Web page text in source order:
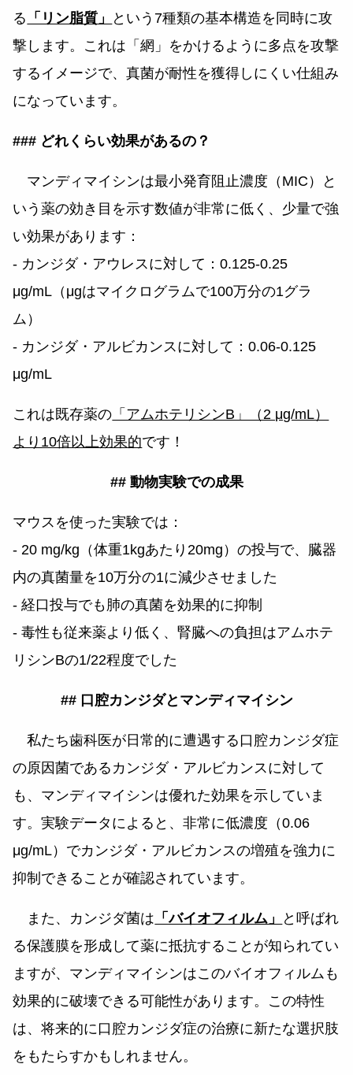
る 「リン脂質」
という7種類の基本構造を同時に攻
撃します。これは「網」をかけるように多点を攻撃
するイメージで、真菌が耐性を獲得しにくい仕組み
になっています。
### どれくらい効果があるの？
マンディマイシンは最小発育阻止濃度（MIC）と
いう薬の効き目を示す数値が非常に低く、少量で強
い効果があります：
- カンジダ・アウレスに対して：0.125-0.25
μg/mL（μgはマイクログラムで100万分の1グラ
ム）
- カンジダ・アルビカンスに対して：0.06-0.125
μg/mL
これは既存薬の 「アムホテリシンB」（2 μg/mL）
より10倍以上効果的です！
## 動物実験での成果
マウスを使った実験では：
- 20 mg/kg（体重1kgあたり20mg）の投与で、臓器
内の真菌量を10万分の1に減少させました
- 経口投与でも肺の真菌を効果的に抑制
- 毒性も従来薬より低く、腎臓への負担はアムホテ
リシンBの1/22程度でした
## 口腔カンジダとマンディマイシン
私たち歯科医が日常的に遭遇する口腔カンジダ症
の原因菌であるカンジダ・アルビカンスに対して
も、マンディマイシンは優れた効果を示していま
す。実験データによると、非常に低濃度（0.06
μg/mL）でカンジダ・アルビカンスの増殖を強力に
抑制できることが確認されています。
また、カンジダ菌は 「バイオフィルム」
と呼ばれ
る保護膜を形成して薬に抵抗することが知られてい
ますが、マンディマイシンはこのバイオフィルムも
効果的に破壊できる可能性があります。この特性
は、将来的に口腔カンジダ症の治療に新たな選択肢
をもたらすかもしれません。